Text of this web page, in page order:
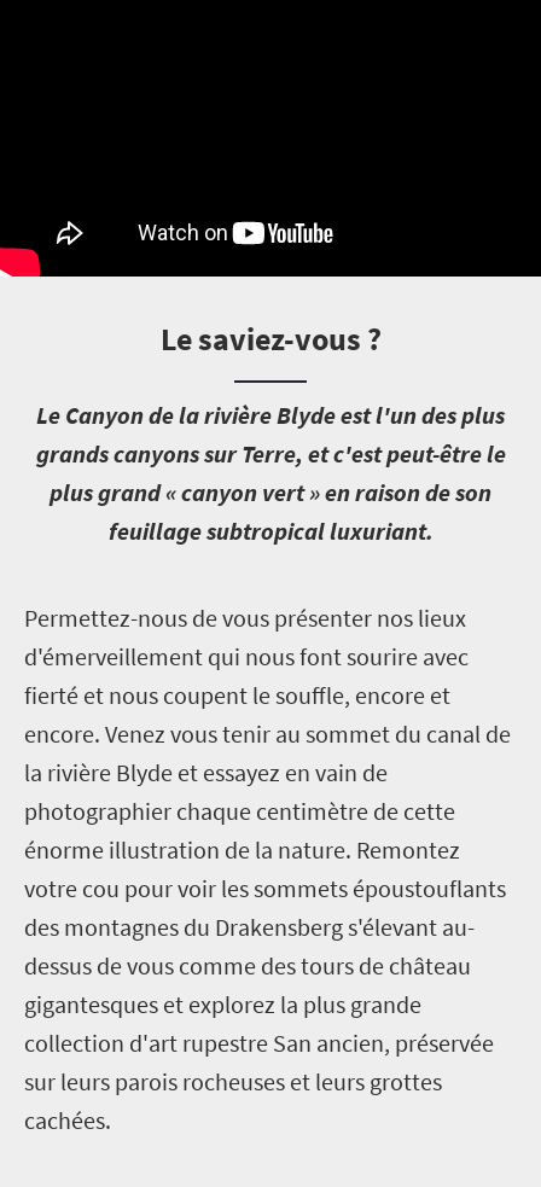
Le saviez-vous ?
Le Canyon de la rivière Blyde est l'un des plus
grands canyons sur Terre, et c'est peut-être le
plus grand « canyon vert » en raison de son
feuillage subtropical luxuriant.
Permettez-nous de vous présenter nos lieux
d'émerveillement qui nous font sourire avec
fierté et nous coupent le souffle, encore et
encore. Venez vous tenir au sommet du canal de
la rivière Blyde et essayez en vain de
photographier chaque centimètre de cette
énorme illustration de la nature. Remontez
votre cou pour voir les sommets époustouflants
des montagnes du Drakensberg s'élevant au-
dessus de vous comme des tours de château
gigantesques et explorez la plus grande
collection d'art rupestre San ancien, préservée
sur leurs parois rocheuses et leurs grottes
cachées.